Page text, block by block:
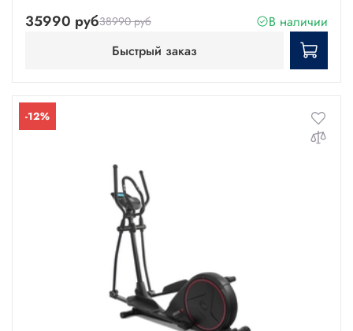
35990 руб38990 руб
В наличии
Быстрый заказ
-12%